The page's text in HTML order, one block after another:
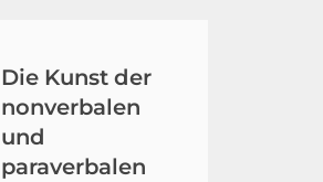
Die Kunst der
nonverbalen
und
paraverbalen